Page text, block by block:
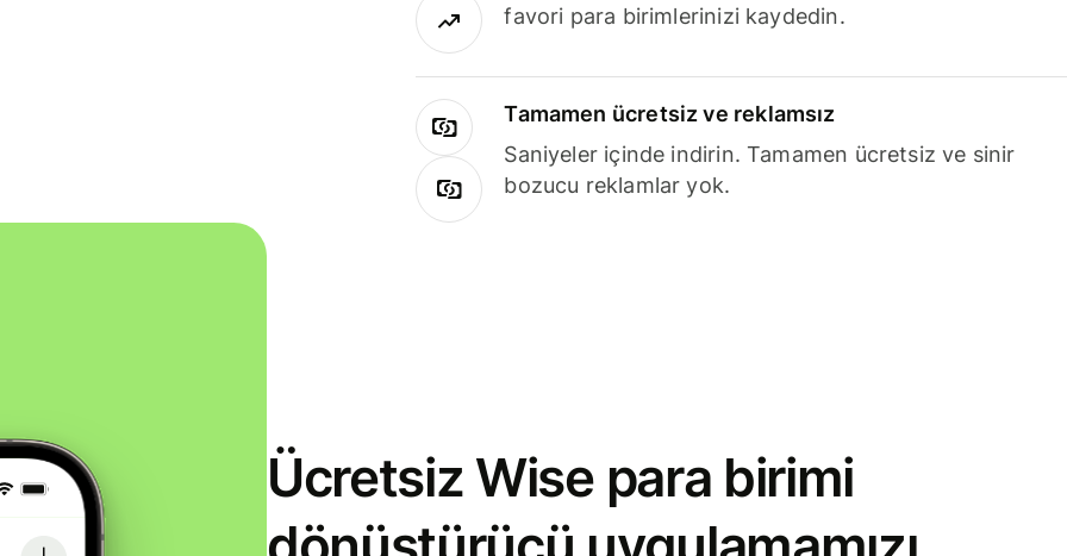
favori para birimlerinizi kaydedin.
Tamamen ücretsiz ve reklamsız
Saniyeler içinde indirin. Tamamen ücretsiz ve sinir
bozucu reklamlar yok.
Ücretsiz Wise para birimi